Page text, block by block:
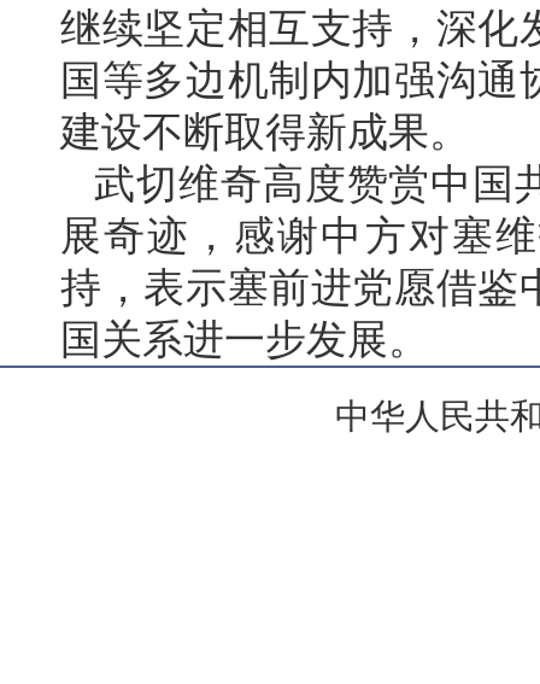
继续坚定相互支持，深化
国等多边机制内加强沟
建设不断取得新成果。
武切维奇高度赞赏中国
展奇迹，感谢中方对塞
持，表示塞前进党愿借鉴
国关系进一步发展。
中华人民共